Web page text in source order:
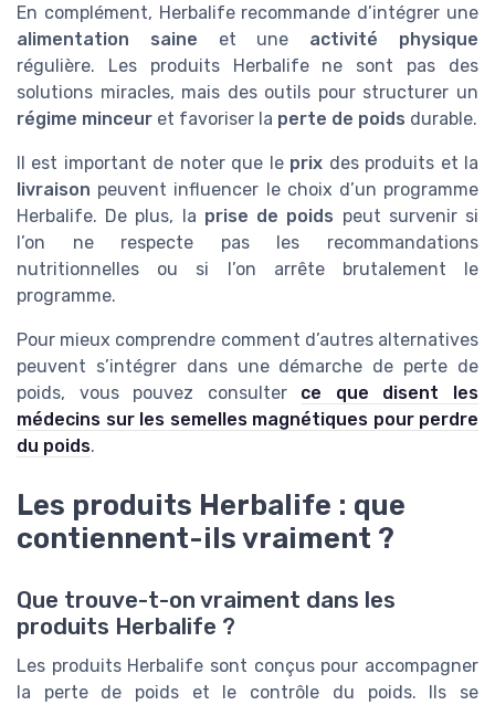
En complément, Herbalife recommande d’intégrer une
alimentation saine et une activité physique
régulière. Les produits Herbalife ne sont pas des
solutions miracles, mais des outils pour structurer un
régime minceur et favoriser la perte de poids durable.
Il est important de noter que le prix des produits et la
livraison peuvent influencer le choix d’un programme
Herbalife. De plus, la prise de poids peut survenir si
l’on ne respecte pas les recommandations
nutritionnelles ou si l’on arrête brutalement le
programme.
Pour mieux comprendre comment d’autres alternatives
peuvent s’intégrer dans une démarche de perte de
poids, vous pouvez consulter ce que disent les
médecins sur les semelles magnétiques pour perdre
du poids.
Les produits Herbalife : que
contiennent-ils vraiment ?
Que trouve-t-on vraiment dans les
produits Herbalife ?
Les produits Herbalife sont conçus pour accompagner
la perte de poids et le contrôle du poids. Ils se